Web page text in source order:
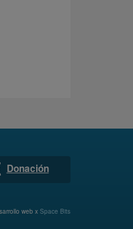
Donación
web x Space Bits